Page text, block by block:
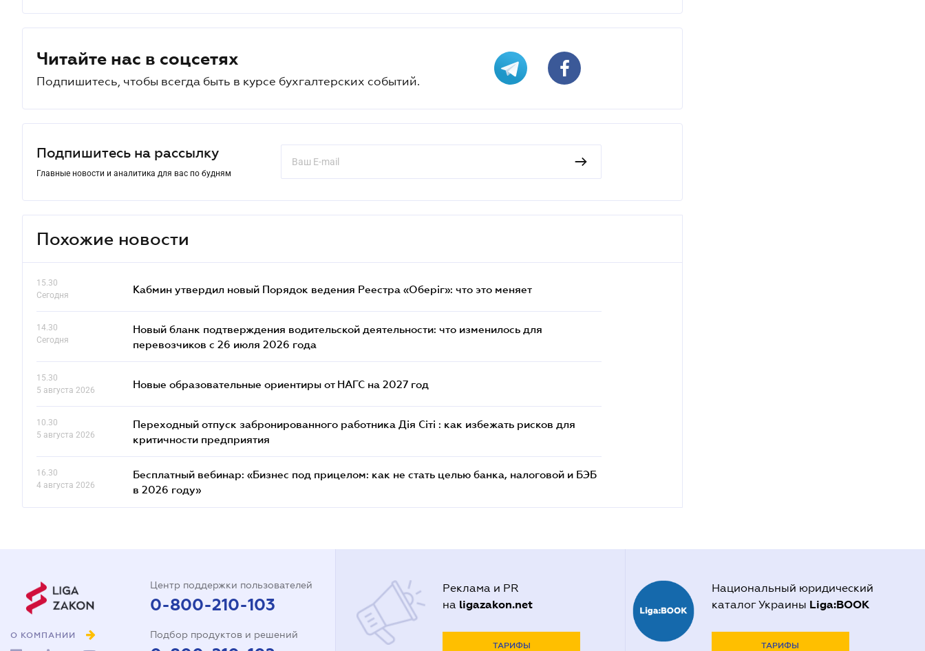
Читайте нас в соцсетях
Подпишитесь, чтобы всегда быть в курсе бухгалтерских событий.
Подпишитесь на рассылку
Главные новости и аналитика для вас по будням
Похожие новости
15.30
Сегодня
Кабмин утвердил новый Порядок ведения Реестра «Оберіг»: что это меняет
14.30
Сегодня
Новый бланк подтверждения водительской деятельности: что изменилось для
перевозчиков с 26 июля 2026 года
15.30
5 августа 2026
Новые образовательные ориентиры от НАГС на 2027 год
10.30
5 августа 2026
Переходный отпуск забронированного работника Дія Сіті : как избежать рисков для
критичности предприятия
16.30
4 августа 2026
Бесплатный вебинар: «Бизнес под прицелом: как не стать целью банка, налоговой и БЭБ
в 2026 году»
О КОМПАНИИ
Центр поддержки пользователей
0-800-210-103
Подбор продуктов и решений
Реклама и PR
на ligazakon.net
ТАРИФЫ
Национальный юридический
каталог Украины Liga:BOOK
ТАРИФЫ